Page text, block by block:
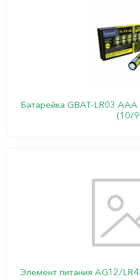
Батарейка GBAT-LR03
(10/
Элемент питания AG12/